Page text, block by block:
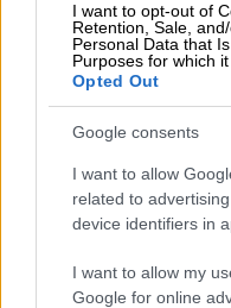
I want to opt-out of
Retention, Sale,
Personal Data that
Purposes for which it
Opted Out
Google consents
I want to allow
related to
device identifiers in
I want to allow my
Google for online
Στην επίθεση, ο
τους Τζόλη,
Το πρώτο
φάσεις
στέκεται
μεγαλύτερη
γηπεδούχοι
Τζολάκης
τετ, ενώ η